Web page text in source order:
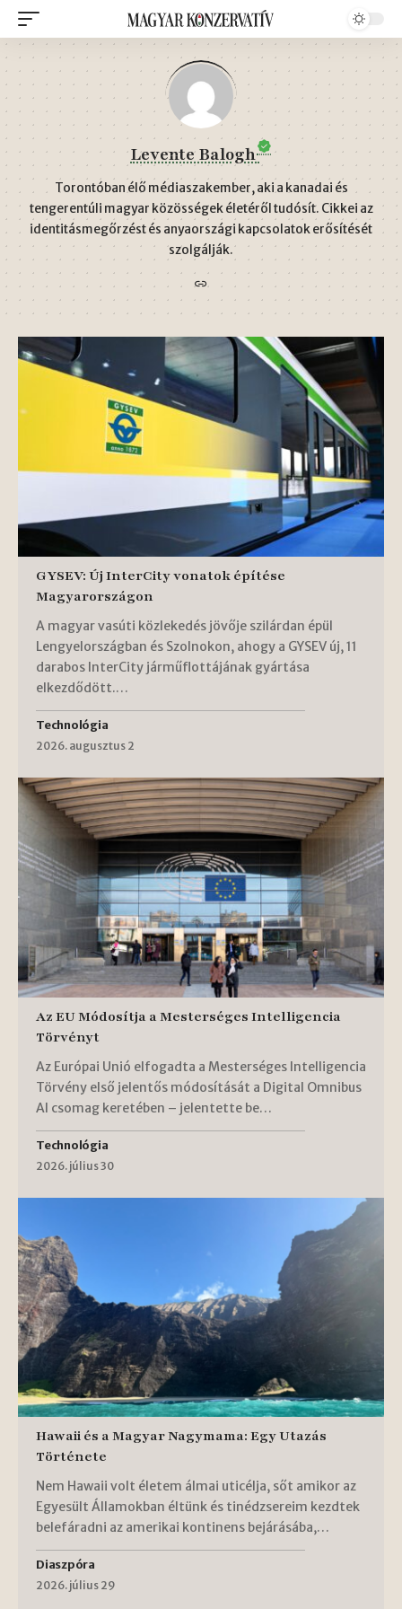
Levente Balogh
Torontóban élő médiaszakember, aki a kanadai és
tengerentúli magyar közösségek életéről tudósít. Cikkei az
identitásmegőrzést és anyaországi kapcsolatok erősítését
szolgálják.
GYSEV: Új InterCity vonatok építése
Magyarországon
A magyar vasúti közlekedés jövője szilárdan épül
Lengyelországban és Szolnokon, ahogy a GYSEV új, 11
darabos InterCity járműflottájának gyártása
elkezdődött.…
Technológia
2026. augusztus 2
Az EU Módosítja a Mesterséges Intelligencia
Törvényt
Az Európai Unió elfogadta a Mesterséges Intelligencia
Törvény első jelentős módosítását a Digital Omnibus
AI csomag keretében – jelentette be…
Technológia
2026. július 30
Hawaii és a Magyar Nagymama: Egy Utazás
Története
Nem Hawaii volt életem álmai uticélja, sőt amikor az
Egyesült Államokban éltünk és tinédzsereim kezdtek
belefáradni az amerikai kontinens bejárásába,…
Diaszpóra
2026. július 29